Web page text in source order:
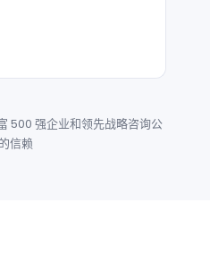
500 强企业和领先战略咨询公
信赖